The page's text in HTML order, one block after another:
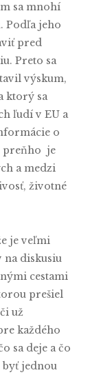
sa mnohí
Podľa jeho
pred
Preto sa
výskum,
ktorý sa
ľudí v EU a
o
preňho je
a medzi
životné
je veľmi
na diskusiu
cestami
prešiel
už
každého
sa deje a čo
jednou